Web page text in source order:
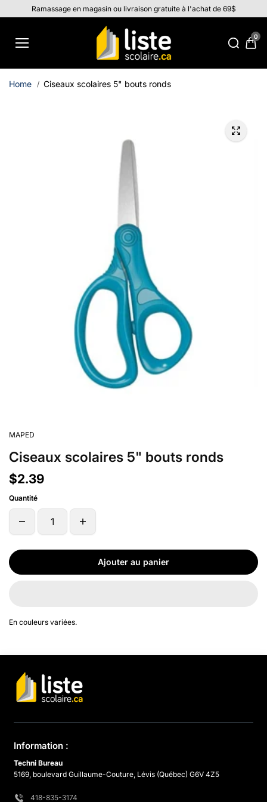
Aller au
contenu
Ramassage en magasin ou livraison gratuite à l'achat de 69$
0
Home Ciseaux scolaires 5" bouts ronds
MAPED
Ciseaux scolaires 5" bouts ronds
$2.39
Quantité
Ajouter au panier
En couleurs variées.
Information :
Techni Bureau
5169, boulevard Guillaume-Couture, Lévis (Québec) G6V 4Z5
418-835-3174